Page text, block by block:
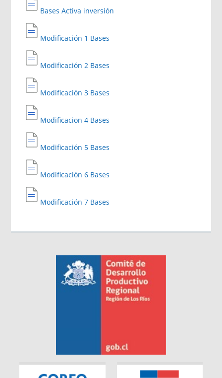
Bases Activa inversión
Modificación 1 Bases
Modificación 2 Bases
Modificación 3 Bases
Modificacion 4 Bases
Modificación 5 Bases
Modificación 6 Bases
Modificación 7 Bases